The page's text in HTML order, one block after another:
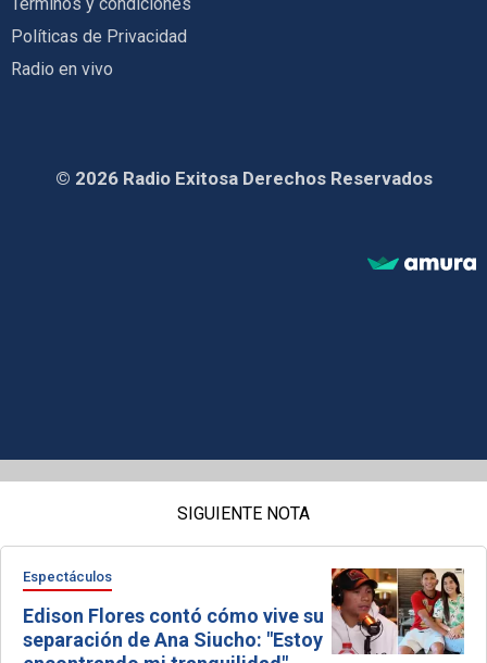
Términos y condiciones
Políticas de Privacidad
Radio en vivo
© 2026 Radio Exitosa Derechos Reservados
SIGUIENTE NOTA
Espectáculos
Edison Flores contó cómo vive su
separación de Ana Siucho: "Estoy